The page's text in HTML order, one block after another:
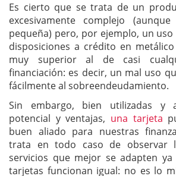
Es cierto que se trata de un
excesivamente complejo
pequeña) pero, por ejemplo, un
disposiciones a crédito en
muy superior al de casi
financiación: es decir, un mal uso
fácilmente al sobreendeudamiento.
Sin embargo, bien utilizadas y
potencial y ventajas, una tarjeta
buen aliado para nuestras
trata en todo caso de observar
servicios que mejor se adapten
tarjetas funcionan igual: no es lo